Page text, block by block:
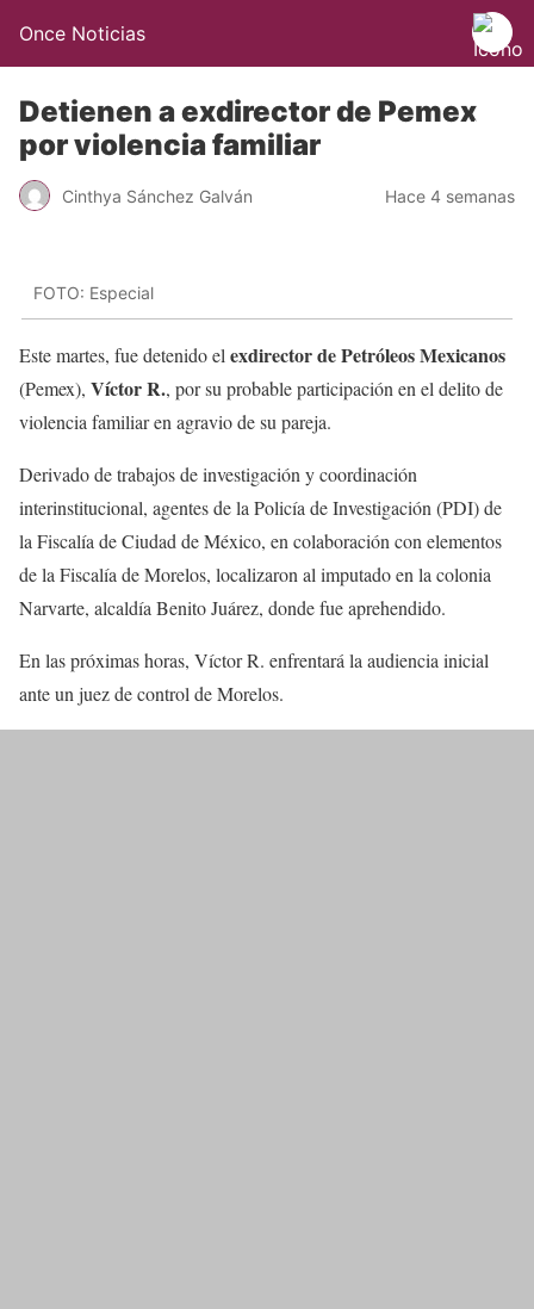
Once Noticias
Detienen a exdirector de Pemex
por violencia familiar
Cinthya Sánchez Galván Hace 4 semanas
FOTO: Especial
Este martes, fue detenido el exdirector de Petróleos Mexicanos
(Pemex), Víctor R., por su probable participación en el delito de
violencia familiar en agravio de su pareja.
Derivado de trabajos de investigación y coordinación
interinstitucional, agentes de la Policía de Investigación (PDI) de
la Fiscalía de Ciudad de México, en colaboración con elementos
de la Fiscalía de Morelos, localizaron al imputado en la colonia
Narvarte, alcaldía Benito Juárez, donde fue aprehendido.
En las próximas horas, Víctor R. enfrentará la audiencia inicial
ante un juez de control de Morelos.